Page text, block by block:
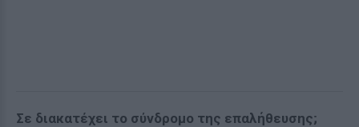
Σε διακατέχει το σύνδρομο της επαλήθευσης;